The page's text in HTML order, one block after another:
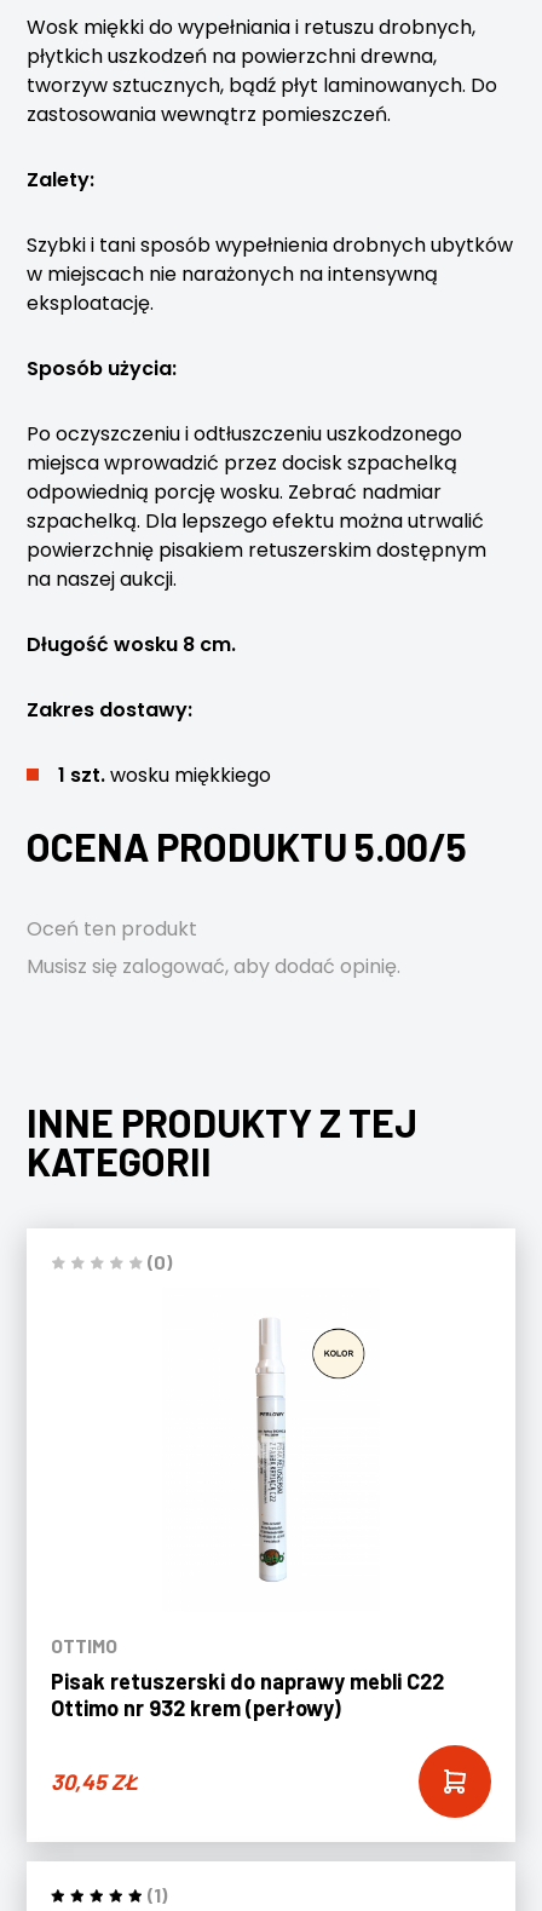
Wosk miękki do wypełniania i retuszu drobnych,
płytkich uszkodzeń na powierzchni drewna,
tworzyw sztucznych, bądź płyt laminowanych. Do
zastosowania wewnątrz pomieszczeń.
Zalety:
Szybki i tani sposób wypełnienia drobnych ubytków
w miejscach nie narażonych na intensywną
eksploatację.
Sposób użycia:
Po oczyszczeniu i odtłuszczeniu uszkodzonego
miejsca wprowadzić przez docisk szpachelką
odpowiednią porcję wosku. Zebrać nadmiar
szpachelką. Dla lepszego efektu można utrwalić
powierzchnię pisakiem retuszerskim dostępnym
na naszej aukcji.
Długość wosku 8 cm.
Zakres dostawy:
1 szt.wosku miękkiego
OCENA PRODUKTU 5.00/5
Oceń ten produkt
Musisz się zalogować, aby dodać opinię.
INNE PRODUKTY Z TEJ
KATEGORII
(0)
OTTIMO
Pisak retuszerski do naprawy mebli C22
Ottimo nr 932 krem (perłowy)
30,45ZŁ
(1)